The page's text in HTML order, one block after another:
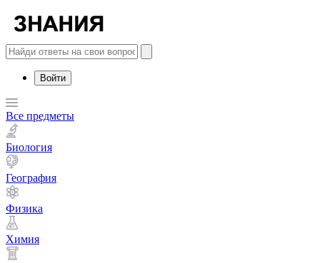
Войти
Все предметы
Биология
География
Физика
Химия